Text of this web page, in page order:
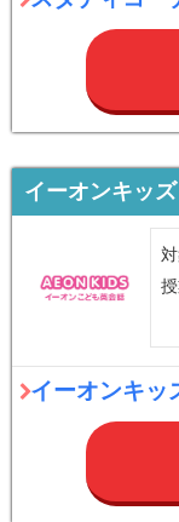
イーオンキッズ
イーオンキッ